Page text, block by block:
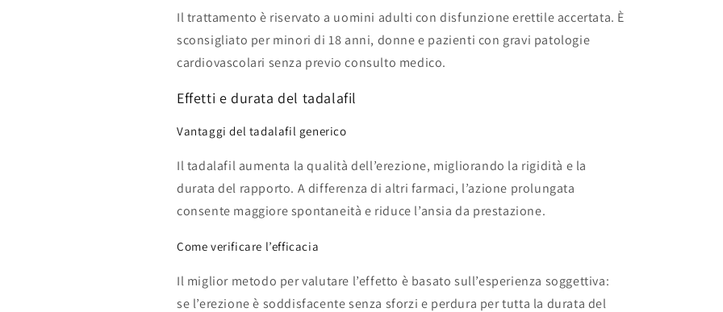
Il trattamento è riservato a uomini adulti con disfunzione erettile accertata. È
sconsigliato per minori di 18 anni, donne e pazienti con gravi patologie
cardiovascolari senza previo consulto medico.
Effetti e durata del tadalafil
Vantaggi del tadalafil generico
Il tadalafil aumenta la qualità dell’erezione, migliorando la rigidità e la
durata del rapporto. A differenza di altri farmaci, l’azione prolungata
consente maggiore spontaneità e riduce l’ansia da prestazione.
Come verificare l’efficacia
Il miglior metodo per valutare l’effetto è basato sull’esperienza soggettiva:
se l’erezione è soddisfacente senza sforzi e perdura per tutta la durata del